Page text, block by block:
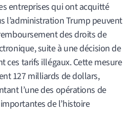
entreprises qui ont acquitté
l’administration Trump peuvent
des droits de
suite à une décision de
ces tarifs illégaux. Cette mesure
127 milliards de dollars,
l’une des opérations de
de l’histoire